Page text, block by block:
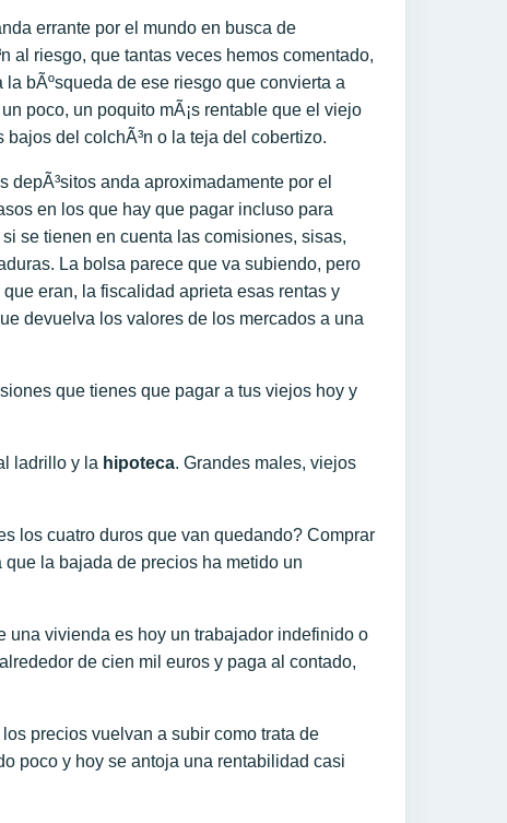
errante por el mundo en busca de
al riesgo, que tantas veces hemos comentado,
bÃºsqueda de ese riesgo que convierta a
poco, un poquito mÃ¡s rentable que el viejo
del colchÃ³n o la teja del cobertizo.
depÃ³sitos anda aproximadamente por el
en los que hay que pagar incluso para
se tienen en cuenta las comisiones, sisas,
La bolsa parece que va subiendo, pero
eran, la fiscalidad aprieta esas rentas y
devuelva los valores de los mercados a una
que tienes que pagar a tus viejos hoy y
ladrillo y la hipoteca. Grandes males, viejos
los cuatro duros que van quedando? Comprar
la bajada de precios ha metido un
una vivienda es hoy un trabajador indefinido o
de cien mil euros y paga al contado,
precios vuelvan a subir como trata de
poco y hoy se antoja una rentabilidad casi